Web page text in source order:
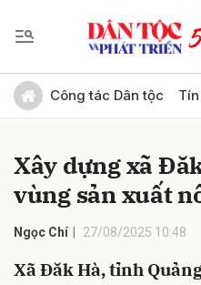
Công tác Dân tộc
Xây dựng xã
vùng sản xuất
Ngọc Chí 27/08/2025 10:48
Xã Đăk Hà, tỉnh
Gửi bình luận